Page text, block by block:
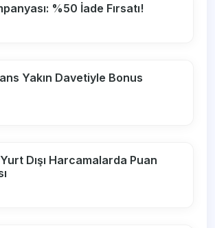
%50 İade Fırsatı!
Yakın Davetiyle Bonus
Dışı Harcamalarda Puan